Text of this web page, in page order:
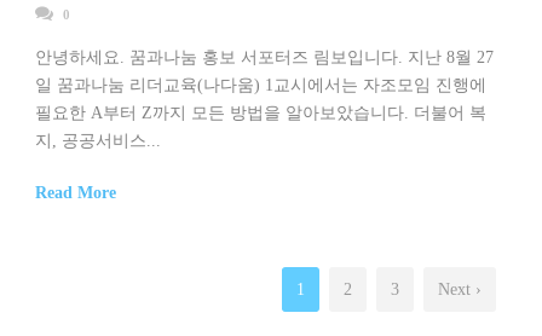
0
안녕하세요. 꿈과나눔 홍보 서포터즈 림보입니다. 지난 8월 27
일 꿈과나눔 리더교육(나다움) 1교시에서는 자조모임 진행에
필요한 A부터 Z까지 모든 방법을 알아보았습니다. 더불어 복
지, 공공서비스...
Read More
1 2 3 Next ›